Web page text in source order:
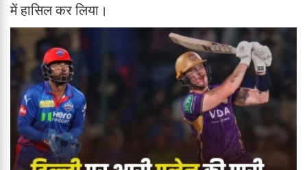
में हासिल कर लिया।